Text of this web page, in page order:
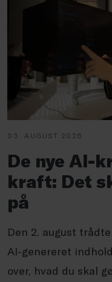
03. AUGUST 2026
De nye AI-
kraft: Det
på
Den 2. august
AI-genereret
over, hvad du skal